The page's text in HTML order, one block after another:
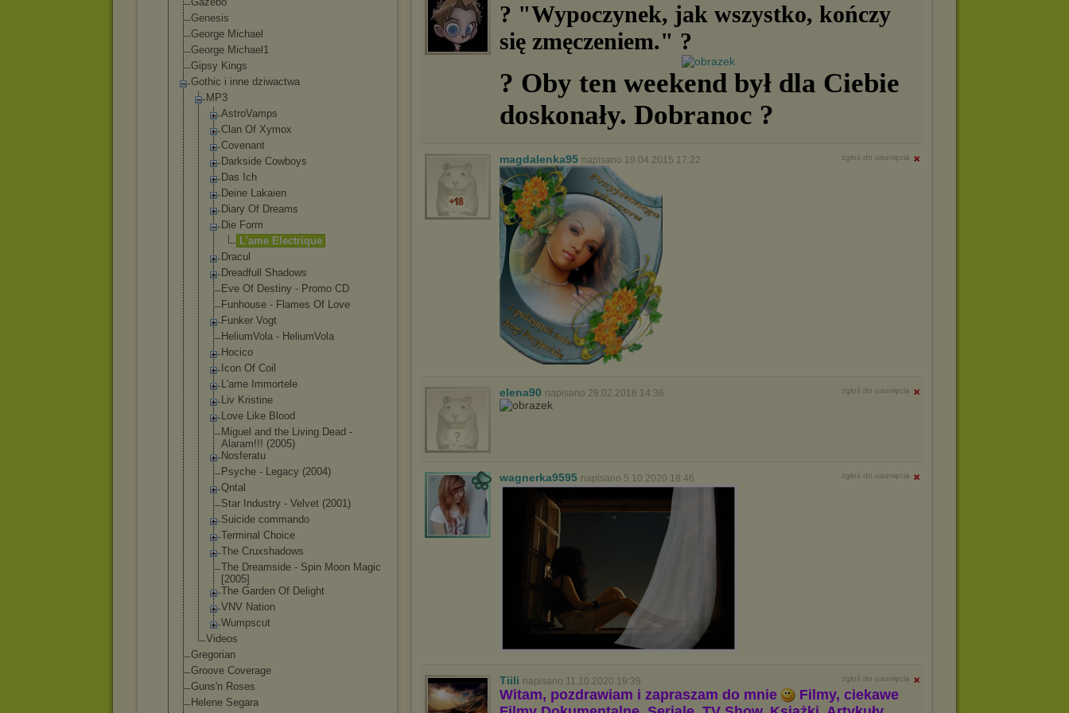
Genesis
George Michael
George Michael1
Gipsy Kings
Gothic i inne dziwactwa
MP3
AstroVamps
Clan Of Xymox
Covenant
Darkside Cowboys
Das Ich
Deine Lakaien
Diary Of Dreams
Die Form
L'ame Electrique
Dracul
Dreadful
l Shadows
Eve Of Destiny - Promo CD
Funhouse - Flames Of Love
Funker Vogt
HeliumVo la - HeliumVo la
Hocico
Icon Of Coil
L'ame Immortel e
Liv Kristine
Love Like Blood
Miguel and the Living Dead -
Alaram!!! (2005)
Nosferatu
Psyche - Legacy (2004)
Qntal
Star Industry - Velvet (2001)
Suicide commando
Terminal Choice
The Cruxshadows
The Dreamside - Spin Moon Magic
[2005]
The Garden Of Delight
VNV Nation
Wumpscut
Videos
Gregorian
Groove Coverage
Guns'n Roses
Helene Segara
? "Wypoczynek, jak wszystko, kończy
się zmęczeniem." ?
? Oby ten weekend był dla Ciebie
doskonały. Dobranoc ?
magdalenka95 napisano 19.04.2015 17:22 zgłoś do usunięcia
elena90 napisano 29.02.2016 14:36 zgłoś do usunięcia
wagnerka9595 napisano 5.10.2020 18:46 zgłoś do usunięcia
Tiili napisano 11.10.2020 19:39 zgłoś do usunięcia
Witam, pozdrawiam i zapraszam do mnie
Filmy, ciekawe